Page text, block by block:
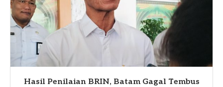
Hasil Penilaian BRIN, Batam Gagal Tembus